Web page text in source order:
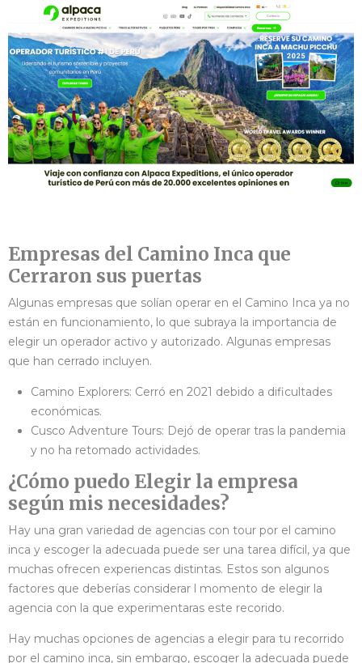
Empresas del Camino Inca que
Cerraron sus puertas
Algunas empresas que solían operar en el Camino Inca ya no
están en funcionamiento, lo que subraya la importancia de
elegir un operador activo y autorizado. Algunas empresas
que han cerrado incluyen.
Camino Explorers: Cerró en 2021 debido a dificultades
económicas.
Cusco Adventure Tours: Dejó de operar tras la pandemia
y no ha retomado actividades.
¿Cómo puedo Elegir la empresa
según mis necesidades?
Hay una gran variedad de agencias con tour por el camino
inca y escoger la adecuada puede ser una tarea difícil, ya que
muchas ofrecen experiencas distintas. Estos son algunos
factores que deberías considerar l momento de elegir la
agencia con la que experimentaras este recorido.
Hay muchas opciones de agencias a elegir para tu recorrido
por el camino inca, sin embargo, escoger la adecuada puede